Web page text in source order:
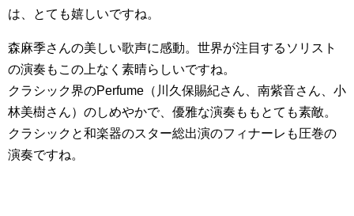
は、とても嬉しいですね。
森麻季さんの美しい歌声に感動。世界が注目するソリスト
の演奏もこの上なく素晴らしいですね。
クラシック界のPerfume（川久保賜紀さん、南紫音さん、小
林美樹さん）のしめやかで、優雅な演奏ももとても素敵。
クラシックと和楽器のスター総出演のフィナーレも圧巻の
演奏ですね。